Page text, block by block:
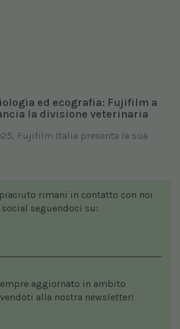
ed ecografia: Fujifilm a
la divisione veterinaria
Fujifilm Italia presenta la sua
rimani in contatto con noi
seguendoci su:
aggiornato in ambito
alla nostra newsletter!